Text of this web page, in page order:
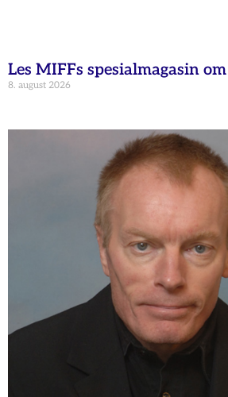
Les MIFFs spesialmagasin
8. august 2026